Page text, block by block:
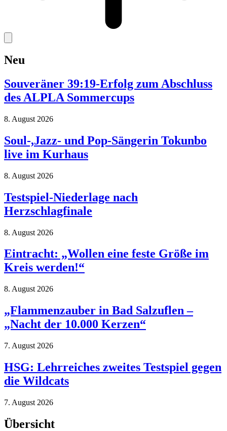
Neu
Souveräner 39:19-Erfolg zum Abschluss
des ALPLA Sommercups
8. August 2026
Soul-,Jazz- und Pop-Sängerin Tokunbo
live im Kurhaus
8. August 2026
Testspiel-Niederlage nach
Herzschlagfinale
8. August 2026
Eintracht: „Wollen eine feste Größe im
Kreis werden!“
8. August 2026
„Flammenzauber in Bad Salzuflen –
„Nacht der 10.000 Kerzen“
7. August 2026
HSG: Lehrreiches zweites Testspiel gegen
die Wildcats
7. August 2026
Übersicht